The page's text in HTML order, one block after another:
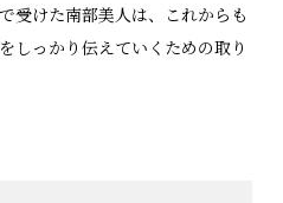
受けた南部美人は、これからも
しっかり伝えていくための取り